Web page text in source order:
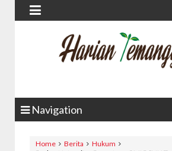

Navigation
Home Berita
Hukum